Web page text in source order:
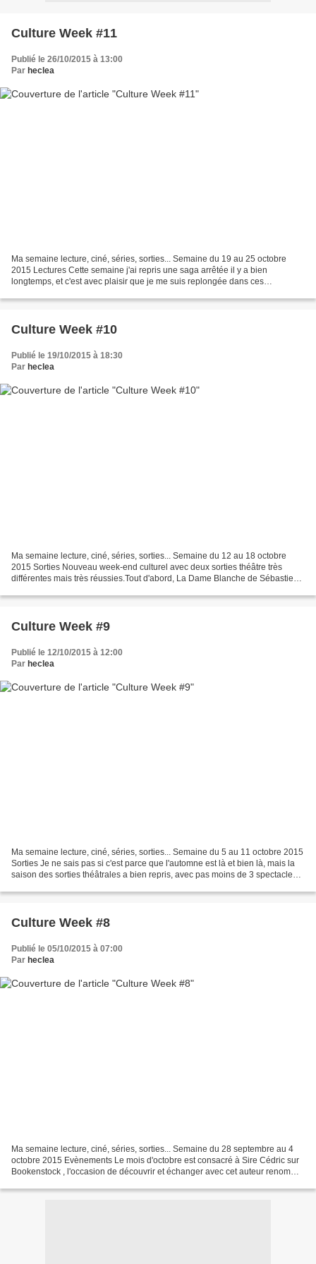
Culture Week #11
Publié le 26/10/2015 à 13:00
Par heclea
Ma semaine lecture, ciné, séries, sorties... Semaine du 19 au 25 octobre
2015 Lectures Cette semaine j'ai repris une saga arrêtée il y a bien
longtemps, et c'est avec plaisir que je me suis replongée dans ces
Culture Week #10
Publié le 19/10/2015 à 18:30
Par heclea
Ma semaine lecture, ciné, séries, sorties... Semaine du 12 au 18 octobre
2015 Sorties Nouveau week-end culturel avec deux sorties théâtre très
différentes mais très réussies.Tout d'abord, La Dame Blanche de Sébastien
Culture Week #9
Publié le 12/10/2015 à 12:00
Par heclea
Ma semaine lecture, ciné, séries, sorties... Semaine du 5 au 11 octobre 2015
Sorties Je ne sais pas si c'est parce que l'automne est là et bien là, mais la
saison des sorties théâtrales a bien repris, avec pas moins de 3 spectacles
Culture Week #8
Publié le 05/10/2015 à 07:00
Par heclea
Ma semaine lecture, ciné, séries, sorties... Semaine du 28 septembre au 4
octobre 2015 Evènements Le mois d'octobre est consacré à Sire Cédric sur
Bookenstock , l'occasion de découvrir et échanger avec cet auteur renommé.